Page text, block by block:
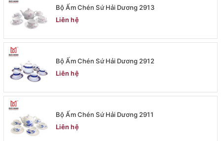
Bộ Ấm Chén Sứ Hải Dương 2913
Liên hệ
Bộ Ấm Chén Sứ Hải Dương 2912
Liên hệ
Bộ Ấm Chén Sứ Hải Dương 2911
Liên hệ